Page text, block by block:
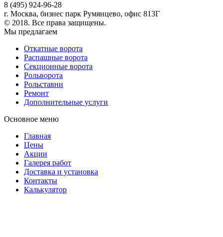
8 (495) 924-96-28
г. Москва, бизнес парк Румянцево, офис 813Г
© 2018. Все права защищены.
Мы предлагаем
Откатные ворота
Распашные ворота
Секционные ворота
Рольворота
Рольставни
Ремонт
Дополнительные услуги
Основное меню
Главная
Цены
Акции
Галерея работ
Доставка и установка
Контакты
Калькулятор